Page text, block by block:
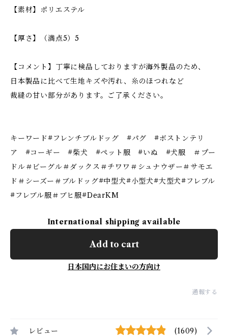
【素材】ポリエステル
【厚さ】（満点5）5
【コメント】丁寧に検品しておりますが海外製品のため、
日本製品に比べて生地キズや汚れ、糸のほつれなど
裁縫の甘い部分があります。ご了承ください。
キーワード#フレンチブルドッグ #パグ #ボストンテリ
ア #コーギー #柴犬 #ペット服 #いぬ #犬服 ＃プー
ドル＃ビーグル＃ダックス＃チワワ＃シュナウザー＃サモエ
ド＃シーズー＃ブルドッグ#中型犬#小型犬#大型犬#フレブル
#フレブル服＃ブヒ服#DearKM
International shipping available
Add to cart
日本国内にお住まいの方向け
通報する
レビュー (1609)